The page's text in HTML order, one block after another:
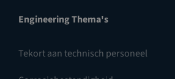
Engineering Thema's
Tekort aan technisch personeel